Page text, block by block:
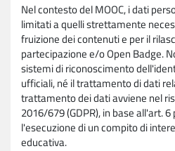
Nel contesto del MOOC, i dati
limitati a quelli strettamente
fruizione dei contenuti e per il
partecipazione e/o Open Badge.
sistemi di riconoscimento
ufficiali, né il trattamento di dati
trattamento dei dati avviene nel
2016/679 (GDPR), in base all'art. 6
l'esecuzione di un compito di
educativa.